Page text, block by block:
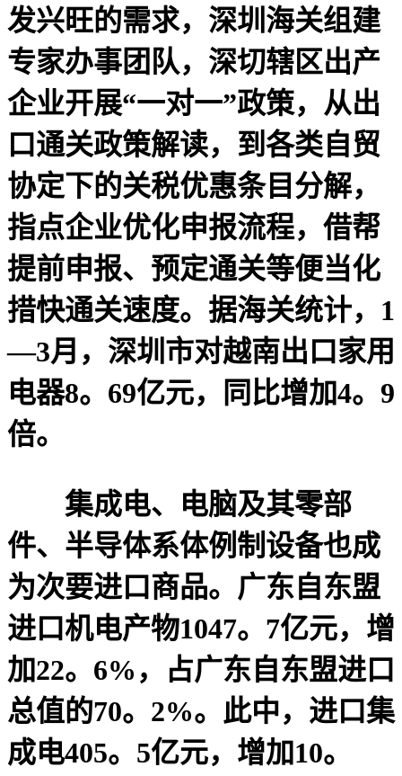
发兴旺的需求，深圳海关组建
专家办事团队，深切辖区出产
企业开展“一对一”政策，从出
口通关政策解读，到各类自贸
协定下的关税优惠条目分解，
指点企业优化申报流程，借帮
提前申报、预定通关等便当化
措快通关速度。据海关统计，1
—3月，深圳市对越南出口家用
电器8。69亿元，同比增加4。9
倍。
集成电、电脑及其零部
件、半导体系体例制设备也成
为次要进口商品。广东自东盟
进口机电产物1047。7亿元，增
加22。6%，占广东自东盟进口
总值的70。2%。此中，进口集
成电405。5亿元，增加10。